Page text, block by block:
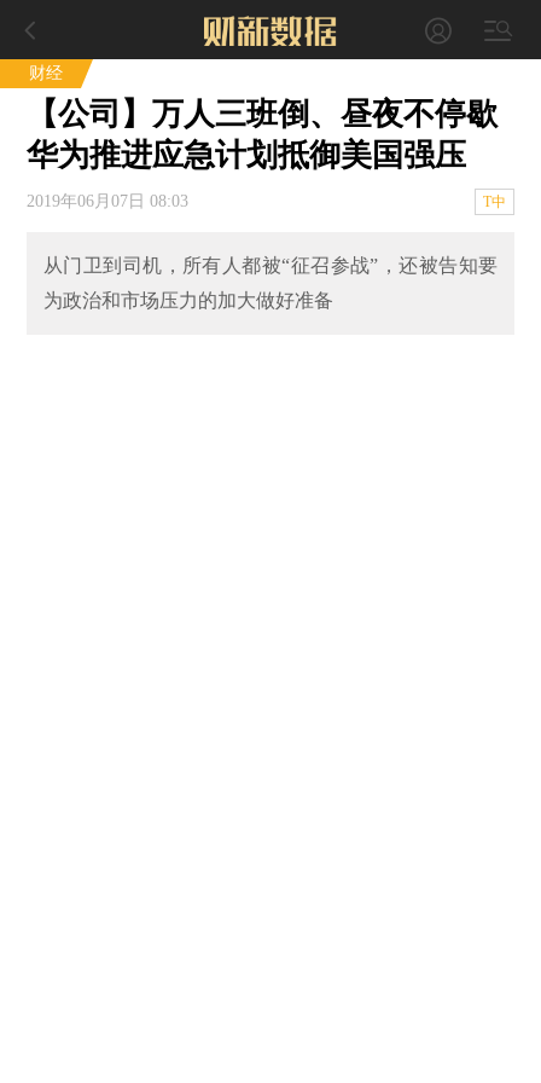
财经
【公司】万人三班倒、昼夜不停歇
华为推进应急计划抵御美国强压
2019年06月07日 08:03 T中
从门卫到司机，所有人都被“征召参战”，还被告知要
为政治和市场压力的加大做好准备